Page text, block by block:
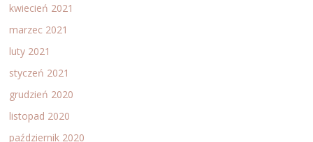
kwiecień 2021
marzec 2021
luty 2021
styczeń 2021
grudzień 2020
listopad 2020
październik 2020